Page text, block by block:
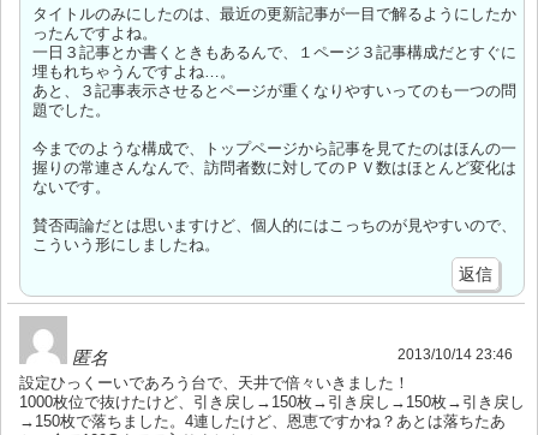
タイトルのみにしたのは、最近の更新記事が一目で解るようにしたか
ったんですよね。
一日３記事とか書くときもあるんで、１ページ３記事構成だとすぐに
埋もれちゃうんですよね…。
あと、３記事表示させるとページが重くなりやすいってのも一つの問
題でした。
今までのような構成で、トップページから記事を見てたのはほんの一
握りの常連さんなんで、訪問者数に対してのＰＶ数はほとんど変化は
ないです。
賛否両論だとは思いますけど、個人的にはこっちのが見やすいので、
こういう形にしましたね。
返信
匿名 2013/10/14 23:46
設定ひっくーいであろう台で、天井で倍々いきました！
1000枚位で抜けたけど、引き戻し→150枚→引き戻し→150枚→引き戻し
→150枚で落ちました。4連したけど、恩恵ですかね？あとは落ちたあ